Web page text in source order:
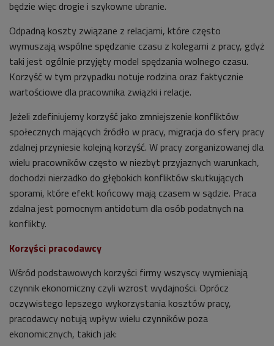
będzie więc drogie i szykowne ubranie.
Odpadną koszty związane z relacjami, które często
wymuszają wspólne spędzanie czasu z kolegami z pracy, gdyż
taki jest ogólnie przyjęty model spędzania wolnego czasu.
Korzyść w tym przypadku notuje rodzina oraz faktycznie
wartościowe dla pracownika związki i relacje.
Jeżeli zdefiniujemy korzyść jako zmniejszenie konfliktów
społecznych mających źródło w pracy, migracja do sfery pracy
zdalnej przyniesie kolejną korzyść. W pracy zorganizowanej dla
wielu pracowników często w niezbyt przyjaznych warunkach,
dochodzi nierzadko do głębokich konfliktów skutkujących
sporami, które efekt końcowy mają czasem w sądzie. Praca
zdalna jest pomocnym antidotum dla osób podatnych na
konflikty.
Korzyści pracodawcy
Wśród podstawowych korzyści firmy wszyscy wymieniają
czynnik ekonomiczny czyli wzrost wydajności. Oprócz
oczywistego lepszego wykorzystania kosztów pracy,
pracodawcy notują wpływ wielu czynników poza
ekonomicznych, takich jak: